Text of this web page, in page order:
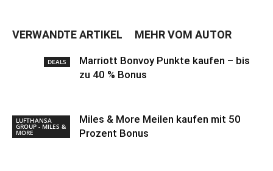
VERWANDTE ARTIKEL MEHR VOM AUTOR
DEALS
Marriott Bonvoy Punkte kaufen – bis
zu 40 % Bonus
LUFTHANSA
GROUP - MILES &
MORE
Miles & More Meilen kaufen mit 50
Prozent Bonus